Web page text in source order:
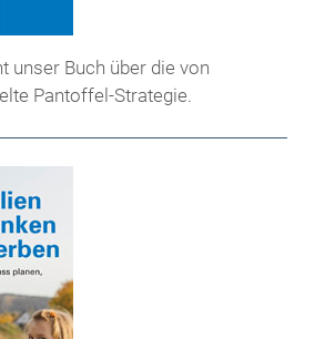
unser Buch über die von
Pantoffel-Strategie.